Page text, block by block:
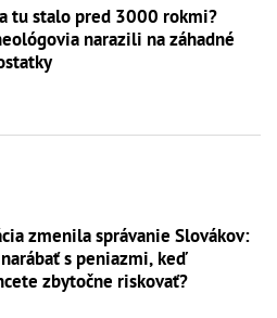
tu stalo pred 3000 rokmi?
narazili na záhadné
zmenila správanie Slovákov:
s peniazmi, keď
zbytočne riskovať?